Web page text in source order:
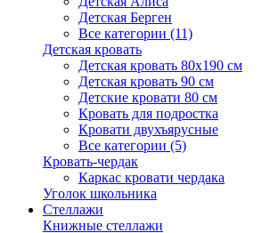
Детская Берген
Все категории (11)
Детская кровать
Детская кровать 80х190 см
Детская кровать 90 см
Детские кровати 80 см
Кровать для подростка
Кровати двухъярусные
Все категории (5)
Кровать-чердак
Каркас кровати чердака
Уголок школьника
Стеллажи
Книжные стеллажи